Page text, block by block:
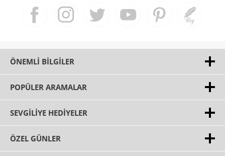
ÖNEMLI BILGILER
POPÜLER ARAMALAR
SEVGILIYE HEDIYELER
ÖZEL GÜNLER